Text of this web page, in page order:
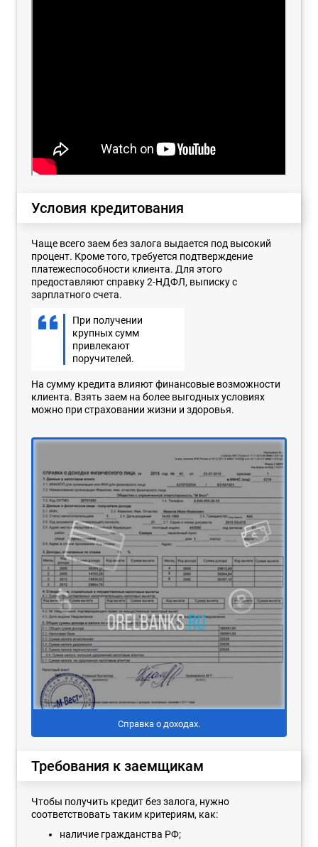
Условия кредитования
Чаще всего заем без залога выдается под высокий
процент. Кроме того, требуется подтверждение
платежеспособности клиента. Для этого
предоставляют справку 2-НДФЛ, выписку с
зарплатного счета.
При получении
крупных сумм
привлекают
поручителей.
На сумму кредита влияют финансовые возможности
клиента. Взять заем на более выгодных условиях
можно при страховании жизни и здоровья.
Справка о доходах.
Требования к заемщикам
Чтобы получить кредит без залога, нужно
соответствовать таким критериям, как:
наличие гражданства РФ;